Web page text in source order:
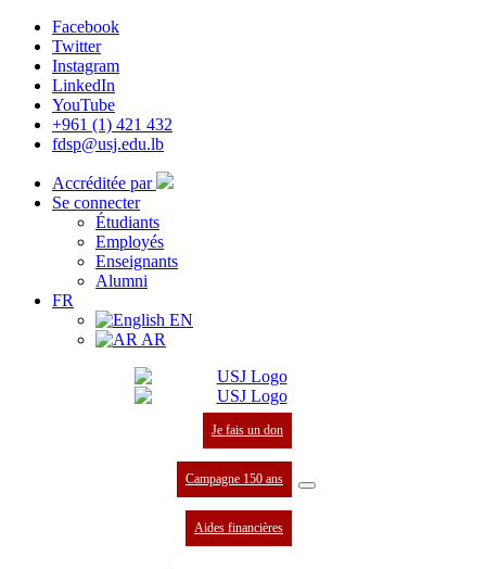
Facebook
Twitter
Instagram
LinkedIn
YouTube
+961 (1) 421 432
fdsp@usj.edu.lb
Accréditée par
Se connecter
Étudiants
Employés
Enseignants
Alumni
FR
EN
AR
Je fais un don
Campagne 150 ans
Aides financières